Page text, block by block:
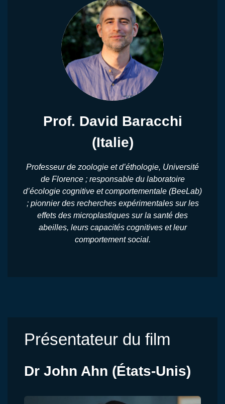
Prof. David Baracchi
(Italie)
Professeur de zoologie et d’éthologie, Université
de Florence ; responsable du laboratoire
d’écologie cognitive et comportementale (BeeLab)
; pionnier des recherches expérimentales sur les
effets des microplastiques sur la santé des
abeilles, leurs capacités cognitives et leur
comportement social.
Présentateur du film
Dr John Ahn (États-Unis)